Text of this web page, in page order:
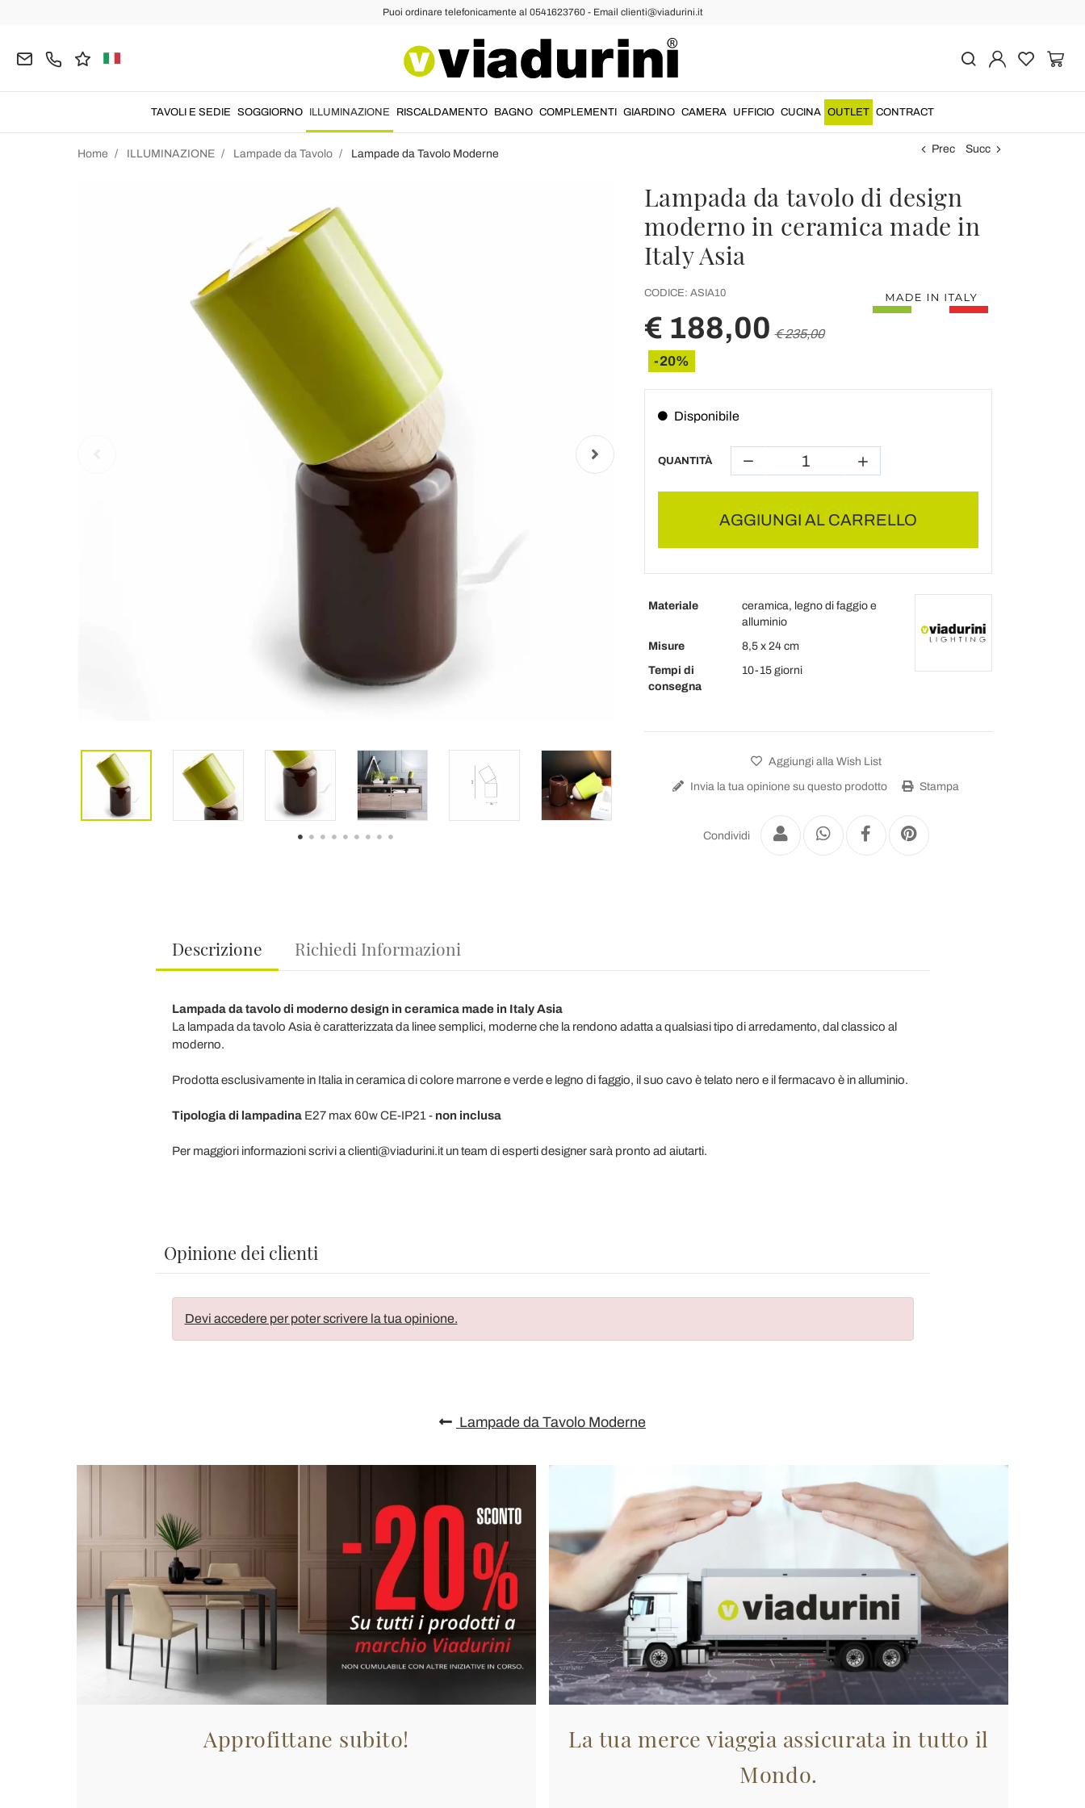
Puoi ordinare telefonicamente al 0541623760 - Email clienti@viadurini.it
TAVOLI E SEDIE SOGGIORNO ILLUMINAZIONE RISCALDAMENTO BAGNO COMPLEMENTI GIARDINO CAMERA UFFICIO CUCINA OUTLET CONTRACT
Home ILLUMINAZIONE Lampade da Tavolo Lampade da Tavolo Moderne Prec Succ
Lampada da tavolo di design
moderno in ceramica made in
Italy Asia
CODICE: ASIA10
€ 188,00 € 235,00
-20%
Disponibile
QUANTITÀ
AGGIUNGI AL CARRELLO
Materiale
ceramica, legno di faggio e
alluminio
Misure
8,5 x 24 cm
Tempi di
consegna
10-15 giorni
Aggiungi alla Wish List
Invia la tua opinione su questo prodotto Stampa
Condividi
Descrizione Richiedi Informazioni
Lampada da tavolo di moderno design in ceramica made in Italy Asia
La lampada da tavolo Asia è caratterizzata da linee semplici, moderne che la rendono adatta a qualsiasi tipo di arredamento, dal classico al
moderno.
Prodotta esclusivamente in Italia in ceramica di colore marrone e verde e legno di faggio, il suo cavo è telato nero e il fermacavo è in alluminio.
Tipologia di lampadinaE27 max 60w CE-IP21 - non inclusa
Per maggiori informazioni scrivi a clienti@viadurini.it un team di esperti designer sarà pronto ad aiutarti.
Opinione dei clienti
Devi accedere per poter scrivere la tua opinione.
Lampade da Tavolo Moderne
Approfittane subito!
La tua merce viaggia assicurata in tutto il
Mondo.